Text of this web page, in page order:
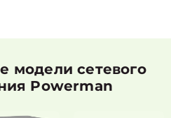
модели сетевого
Powerman